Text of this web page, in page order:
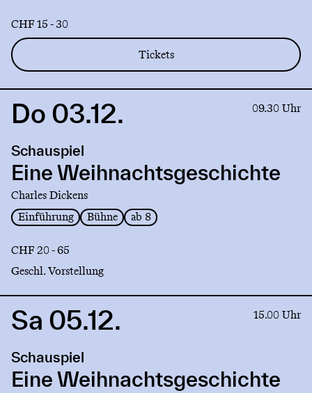
CHF 15 - 30
Tickets
Link
Eine
Weihnachtsgeschichte
Do 03.12. 09.30 Uhr
Schauspiel
Eine Weihnachtsgeschichte
Charles Dickens
Einführung
Bühne ab 8
CHF 20 - 65
Geschl. Vorstellung
Link
Eine
Weihnachtsgeschichte
Sa 05.12. 15.00 Uhr
Schauspiel
Eine Weihnachtsgeschichte